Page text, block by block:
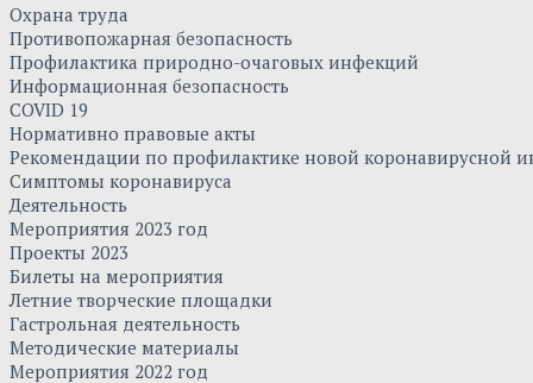
Охрана труда
Противопожарная безопасность
Профилактика природно-очаговых инфекций
Информационная безопасность
COVID 19
Нормативно правовые акты
Рекомендации по профилактике новой коронавирусной
Симптомы коронавируса
Деятельность
Мероприятия 2023 год
Проекты 2023
Билеты на мероприятия
Летние творческие площадки
Гастрольная деятельность
Методические материалы
Мероприятия 2022 год